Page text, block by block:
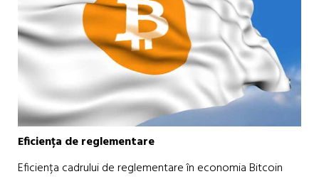
Eficiența de reglementare
Eficiența cadrului de reglementare în economia Bitcoin